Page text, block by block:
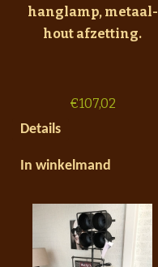
hanglamp, metaal-
hout afzetting.
€107,02
Details
In winkelmand